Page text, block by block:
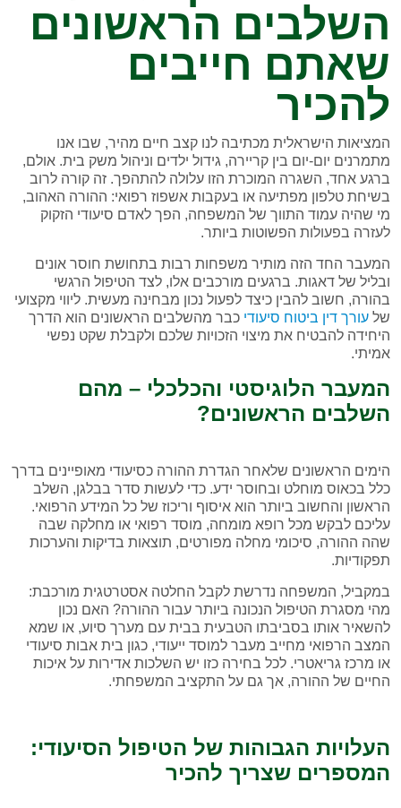
השלבים הראשונים
שאתם חייבים
להכיר
המציאות הישראלית מכתיבה לנו קצב חיים מהיר, שבו אנו
מתמרנים יום-יום בין קריירה, גידול ילדים וניהול משק בית. אולם,
ברגע אחד, השגרה המוכרת הזו עלולה להתהפך. זה קורה לרוב
בשיחת טלפון מפתיעה או בעקבות אשפוז רפואי: ההורה האהוב,
מי שהיה עמוד התווך של המשפחה, הפך לאדם סיעודי הזקוק
לעזרה בפעולות הפשוטות ביותר.
המעבר החד הזה מותיר משפחות רבות בתחושת חוסר אונים
ובליל של דאגות. ברגעים מורכבים אלו, לצד הטיפול הרגשי
בהורה, חשוב להבין כיצד לפעול נכון מבחינה מעשית. ליווי מקצועי
של עורך דין ביטוח סיעודי כבר מהשלבים הראשונים הוא הדרך
היחידה להבטיח את מיצוי הזכויות שלכם ולקבלת שקט נפשי
אמיתי.
המעבר הלוגיסטי והכלכלי – מהם
השלבים הראשונים?
הימים הראשונים שלאחר הגדרת ההורה כסיעודי מאופיינים בדרך
כלל בכאוס מוחלט ובחוסר ידע. כדי לעשות סדר בבלגן, השלב
הראשון והחשוב ביותר הוא איסוף וריכוז של כל המידע הרפואי.
עליכם לבקש מכל רופא מומחה, מוסד רפואי או מחלקה שבה
שהה ההורה, סיכומי מחלה מפורטים, תוצאות בדיקות והערכות
תפקודיות.
במקביל, המשפחה נדרשת לקבל החלטה אסטרטגית מורכבת:
מהי מסגרת הטיפול הנכונה ביותר עבור ההורה? האם נכון
להשאיר אותו בסביבתו הטבעית בבית עם מערך סיוע, או שמא
המצב הרפואי מחייב מעבר למוסד ייעודי, כגון בית אבות סיעודי
או מרכז גריאטרי. לכל בחירה כזו יש השלכות אדירות על איכות
החיים של ההורה, אך גם על התקציב המשפחתי.
העלויות הגבוהות של הטיפול הסיעודי:
המספרים שצריך להכיר